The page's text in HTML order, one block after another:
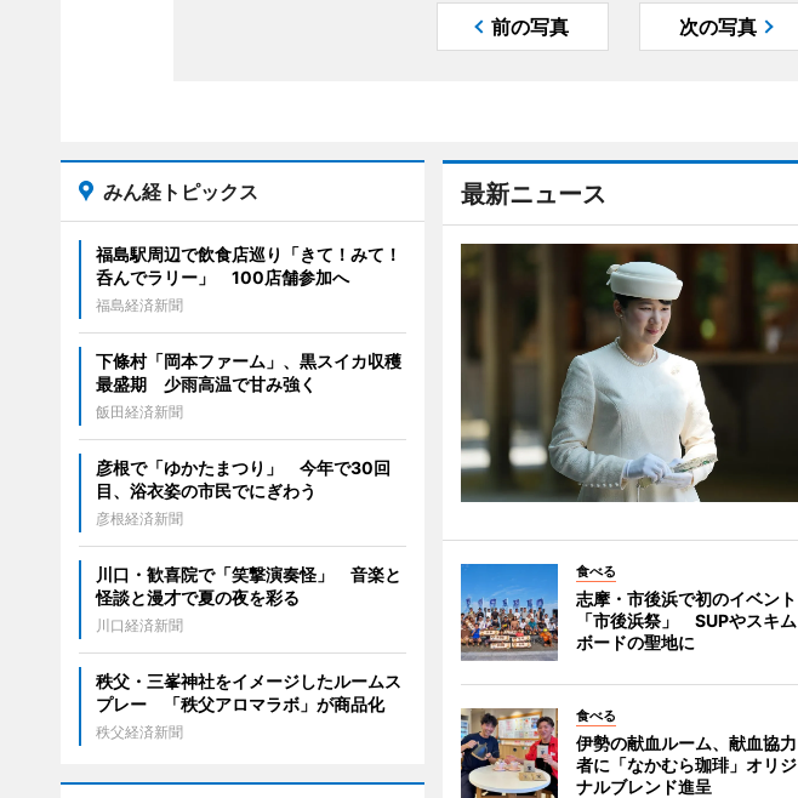
前の写真 次の写真
最新ニュース
食べる
志摩・市後浜で初のイベント
「市後浜祭」 SUPやスキム
ボードの聖地に
食べる
伊勢の献血ルーム、献血協力
者に「なかむら珈琲」オリジ
ナルブレンド進呈
みん経トピックス
福島駅周辺で飲食店巡り「きて！みて！
呑んでラリー」 100店舗参加へ
福島経済新聞
下條村「岡本ファーム」、黒スイカ収穫
最盛期 少雨高温で甘み強く
飯田経済新聞
彦根で「ゆかたまつり」 今年で30回
目、浴衣姿の市民でにぎわう
彦根経済新聞
川口・歓喜院で「笑撃演奏怪」 音楽と
怪談と漫才で夏の夜を彩る
川口経済新聞
秩父・三峯神社をイメージしたルームス
プレー 「秩父アロマラボ」が商品化
秩父経済新聞